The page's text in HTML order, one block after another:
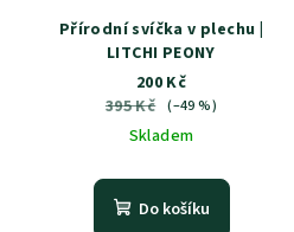
Přírodní svíčka v plechu |
LITCHI PEONY
200 Kč
395 Kč (–49 %)
Skladem
Do košíku